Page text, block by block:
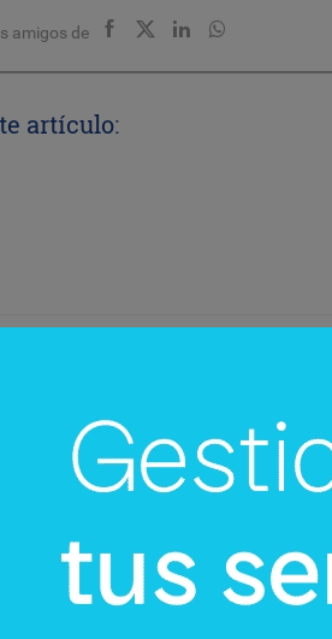
amigos de
artículo:
de la oficina?
SIP
multi